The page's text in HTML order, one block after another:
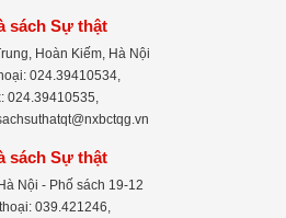
sách Sự thật
Hoàn Kiếm, Hà Nội
024.39410534,
024.39410535,
sách Sự thật
Nội - Phố sách 19-12
039.421246,